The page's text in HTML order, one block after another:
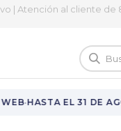
| Atención al cliente de
Vuelta al cole
·HASTA EL 31 DE